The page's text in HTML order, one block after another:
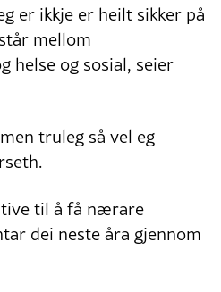
er ikkje er heilt sikker på
mellom
helse og sosial, seier
truleg så vel eg
til å få nærare
dei neste åra gjennom